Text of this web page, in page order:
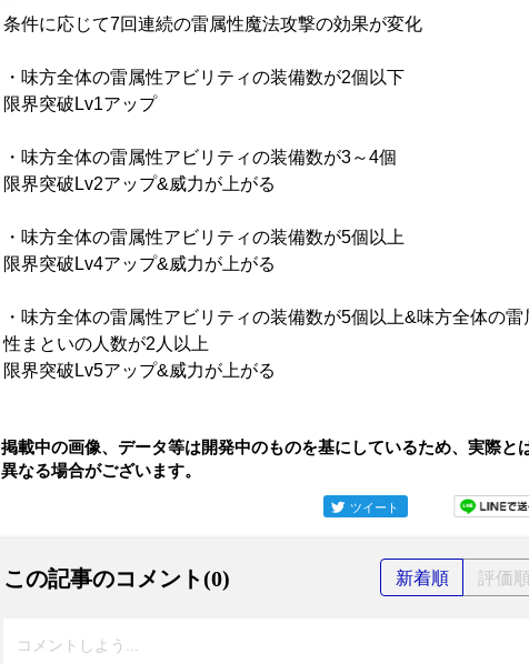
条件に応じて7回連続の雷属性魔法攻撃の効果が変化
・味方全体の雷属性アビリティの装備数が2個以下
限界突破Lv1アップ
・味方全体の雷属性アビリティの装備数が3～4個
限界突破Lv2アップ&威力が上がる
・味方全体の雷属性アビリティの装備数が5個以上
限界突破Lv4アップ&威力が上がる
・味方全体の雷属性アビリティの装備数が5個以上&味方全体の雷
性まといの人数が2人以上
限界突破Lv5アップ&威力が上がる
掲載中の画像、データ等は開発中のものを基にしているため、実際と
異なる場合がございます。
ツイート
この記事のコメント(0) 新着順 評価
コメントしよう...